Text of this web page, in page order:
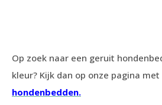
Op zoek naar een geruit
kleur? Kijk dan op onze pagina met
hondenbedden.